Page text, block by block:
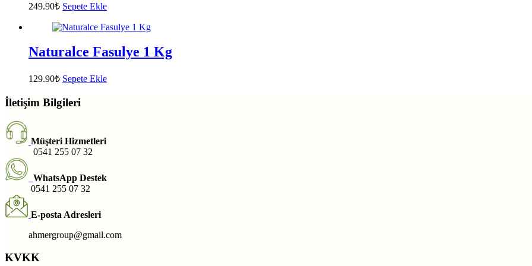
249.90₺ Sepete Ekle
Naturalce Fasulye 1 Kg
129.90₺ Sepete Ekle
İletişim Bilgileri
Müşteri Hizmetleri
0541 255 07 32
WhatsApp Destek
0541 255 07 32
E-posta Adresleri
ahmergroup@gmail.com
KVKK